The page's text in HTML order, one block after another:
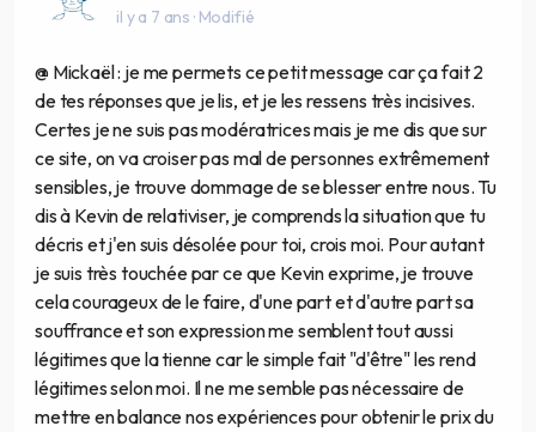
il y a 7 ans · Modifié
@ Mickaël : je me permets ce petit message car ça fait 2
de tes réponses que je lis, et je les ressens très incisives.
Certes je ne suis pas modératrices mais je me dis que sur
ce site, on va croiser pas mal de personnes extrêmement
sensibles, je trouve dommage de se blesser entre nous. Tu
dis à Kevin de relativiser, je comprends la situation que tu
décris et j'en suis désolée pour toi, crois moi. Pour autant
je suis très touchée par ce que Kevin exprime, je trouve
cela courageux de le faire, d'une part et d'autre part sa
souffrance et son expression me semblent tout aussi
légitimes que la tienne car le simple fait "d'être" les rend
légitimes selon moi. Il ne me semble pas nécessaire de
mettre en balance nos expériences pour obtenir le prix du